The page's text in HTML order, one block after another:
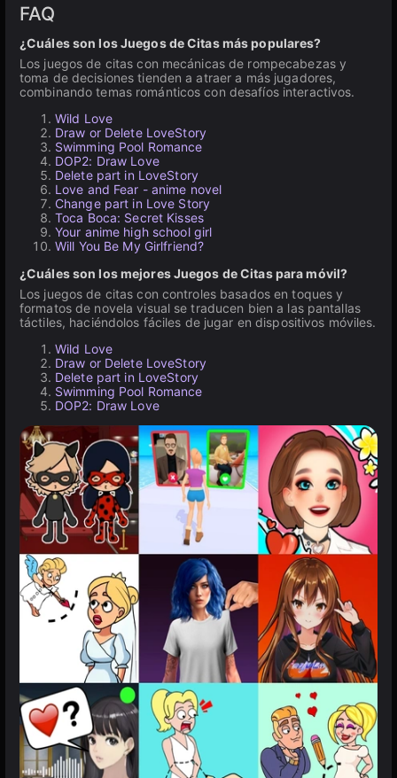
FAQ
¿Cuáles son los Juegos de Citas más populares?
Los juegos de citas con mecánicas de rompecabezas y
toma de decisiones tienden a atraer a más jugadores,
combinando temas románticos con desafíos interactivos.
Wild Love
Draw or Delete LoveStory
Swimming Pool Romance
DOP2: Draw Love
Delete part in LoveStory
Love and Fear - anime novel
Change part in Love Story
Toсa Boсa: Secret Kisses
Your anime high school girl
Will You Be My Girlfriend?
¿Cuáles son los mejores Juegos de Citas para móvil?
Los juegos de citas con controles basados en toques y
formatos de novela visual se traducen bien a las pantallas
táctiles, haciéndolos fáciles de jugar en dispositivos móviles.
Wild Love
Draw or Delete LoveStory
Delete part in LoveStory
Swimming Pool Romance
DOP2: Draw Love